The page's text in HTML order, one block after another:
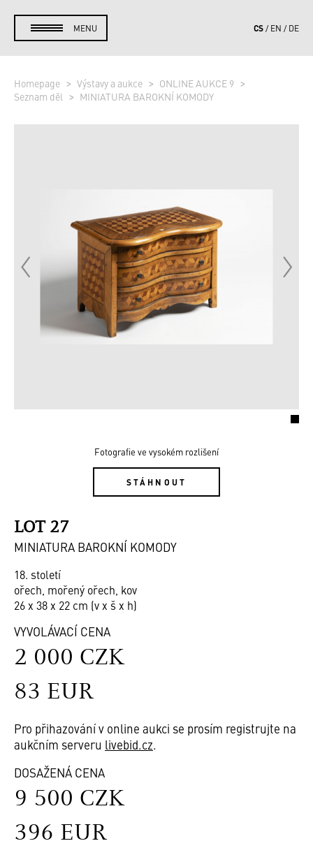
MENU CS EN DE
Homepage Výstavy a aukce
ONLINE AUKCE 9
Seznam děl
MINIATURA BAROKNÍ KOMODY
Fotografie ve vysokém rozlišení
STÁHNOUT
LOT 27
MINIATURA BAROKNÍ KOMODY
18. století
ořech, mořený ořech, kov
26 x 38 x 22 cm (v x š x h)
VYVOLÁVACÍ CENA
2 000 CZK
83 EUR
Pro přihazování v online aukci se prosím registrujte na
aukčním serveru livebid.cz.
DOSAŽENÁ CENA
9 500 CZK
396 EUR